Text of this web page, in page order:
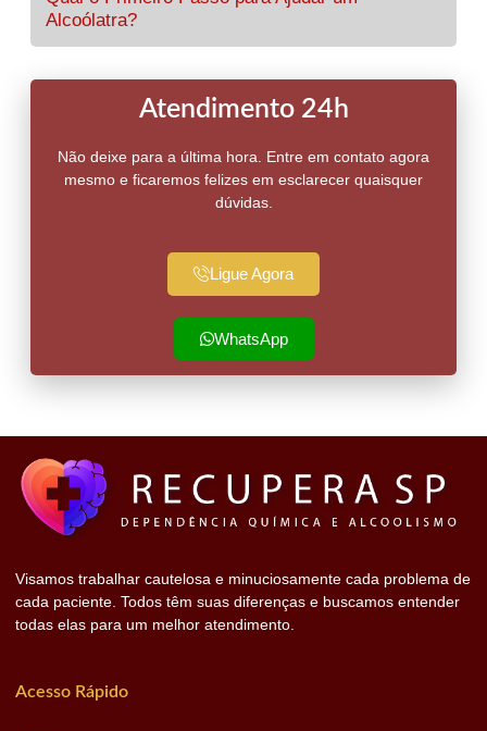
Alcoólatra?
Atendimento 24h
Não deixe para a última hora. Entre em contato agora
mesmo e ficaremos felizes em esclarecer quaisquer
dúvidas.
Ligue Agora
WhatsApp
Visamos trabalhar cautelosa e minuciosamente cada problema de
cada paciente. Todos têm suas diferenças e buscamos entender
todas elas para um melhor atendimento.
Acesso Rápido